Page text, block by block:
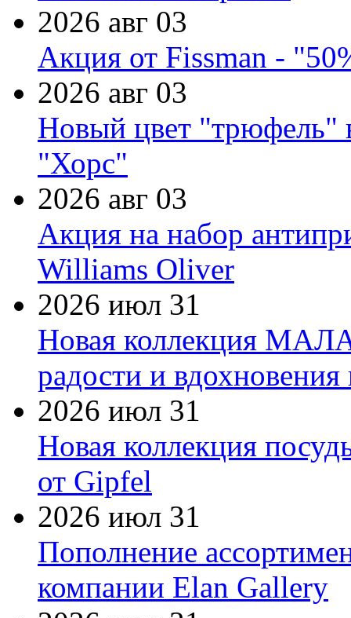
2026 авг 03
Акция от Fissman -
2026 авг 03
Новый цвет "трюфель"
"Хорс"
2026 авг 03
Акция на набор
Williams Oliver
2026 июл 31
Новая коллекция
радости и
2026 июл 31
Новая коллекция
от Gipfel
2026 июл 31
Пополнение
компании Elan Gallery